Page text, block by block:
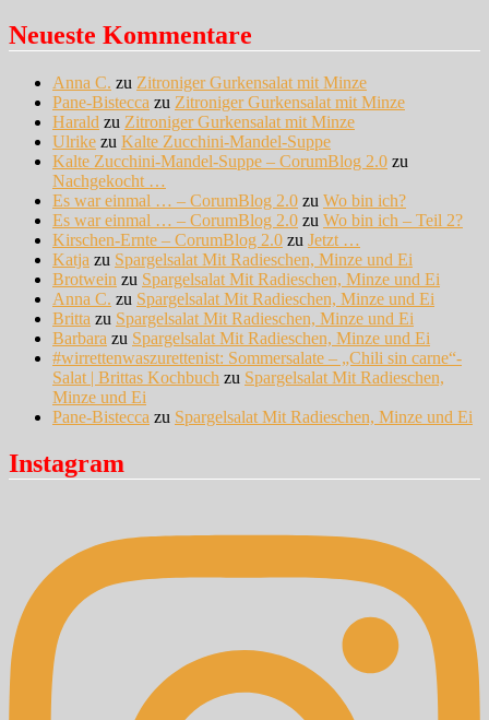
Neueste Kommentare
Anna C. zu Zitroniger Gurkensalat mit Minze
Pane-Bistecca zu Zitroniger Gurkensalat mit Minze
Harald zu Zitroniger Gurkensalat mit Minze
Ulrike zu Kalte Zucchini-Mandel-Suppe
Kalte Zucchini-Mandel-Suppe – CorumBlog 2.0 zu
Nachgekocht …
Es war einmal … – CorumBlog 2.0 zu Wo bin ich?
Es war einmal … – CorumBlog 2.0 zu Wo bin ich – Teil 2?
Kirschen-Ernte – CorumBlog 2.0 zu Jetzt …
Katja zu Spargelsalat Mit Radieschen, Minze und Ei
Brotwein zu Spargelsalat Mit Radieschen, Minze und Ei
Anna C. zu Spargelsalat Mit Radieschen, Minze und Ei
Britta zu Spargelsalat Mit Radieschen, Minze und Ei
Barbara zu Spargelsalat Mit Radieschen, Minze und Ei
#wirrettenwaszurettenist: Sommersalate – „Chili sin carne“-
Salat | Brittas Kochbuch zu Spargelsalat Mit Radieschen,
Minze und Ei
Pane-Bistecca zu Spargelsalat Mit Radieschen, Minze und Ei
Instagram